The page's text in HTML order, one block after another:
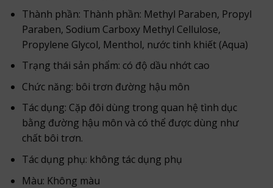
Thành phần: Thành phần: Methyl Paraben, Propyl
Paraben, Sodium Carboxy Methyl Cellulose,
Propylene Glycol, Menthol, nước tinh khiết (Aqua)
Trạng thái sản phẩm: có độ dầu nhớt cao
Chức năng: bôi trơn đường hậu môn
Tác dụng: Cặp đôi dùng trong quan hệ tình dục
bằng đường hậu môn và có thể được dùng như
chất bôi trơn.
Tác dụng phụ: không tác dụng phụ
Màu: Không màu